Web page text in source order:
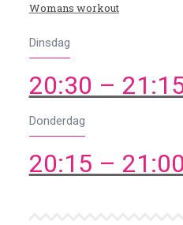
Womans workout
Dinsdag
20:30 –
Donderdag
20:15 – 21:00